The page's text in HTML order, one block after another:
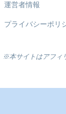
運営者情報
プライバシーポリ
※本サイトはアフィ